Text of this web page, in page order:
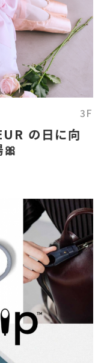
3F
の日に向